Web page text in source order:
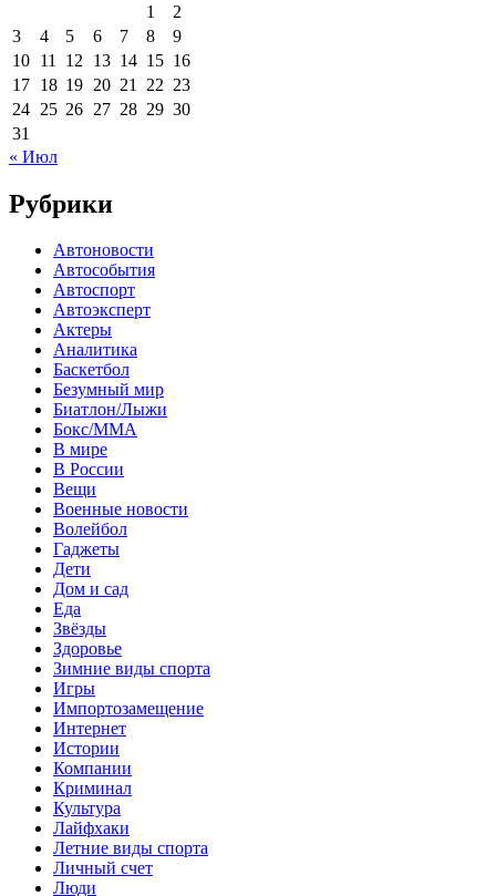
1
2
3
4 5 6 7 8
9
10 11 12 13 14 15 16
17 18 19 20 21 22 23
24 25 26 27 28 29 30
31
« Июл
Рубрики
Автоновости
Автособытия
Автоспорт
Автоэксперт
Актеры
Аналитика
Баскетбол
Безумный мир
Биатлон/Лыжи
Бокс/MMA
В мире
В России
Вещи
Военные новости
Волейбол
Гаджеты
Дети
Дом и сад
Еда
Звёзды
Здоровье
Зимние виды спорта
Игры
Импортозамещение
Интернет
Истории
Компании
Криминал
Культура
Лайфхаки
Летние виды спорта
Личный счет
Люди